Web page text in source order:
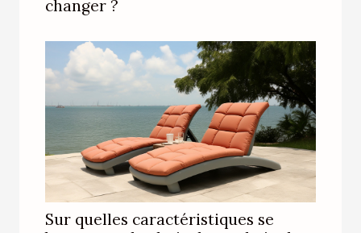
changer ?
Sur quelles caractéristiques se